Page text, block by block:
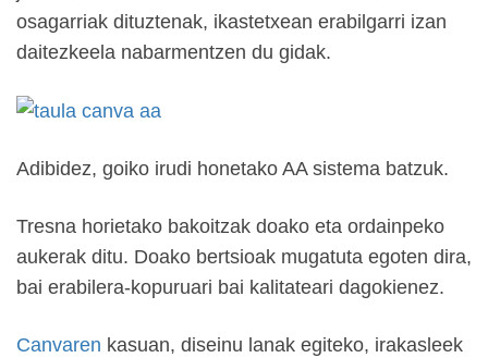
osagarriak dituztenak, ikastetxean erabilgarri izan
daitezkeela nabarmentzen du gidak.
Adibidez, goiko irudi honetako AA sistema batzuk.
Tresna horietako bakoitzak doako eta ordainpeko
aukerak ditu. Doako bertsioak mugatuta egoten dira,
bai erabilera-kopuruari bai kalitateari dagokienez.
Canvaren kasuan, diseinu lanak egiteko, irakasleek